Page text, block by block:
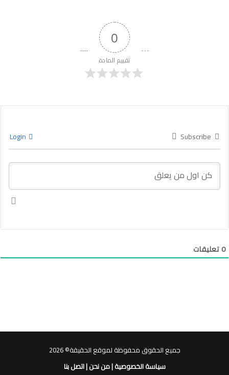
0
تقييم المادة
Subscribe
0تعليقات
جميع الحقوق محفوظة لموقع الحقيقة© 2026
سياسة الخصوصية|من نحن|اتصل بنا